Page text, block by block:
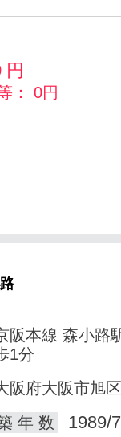
円
： 0円
阪本線 森小路
1分
阪府大阪市旭
年 数
1989/